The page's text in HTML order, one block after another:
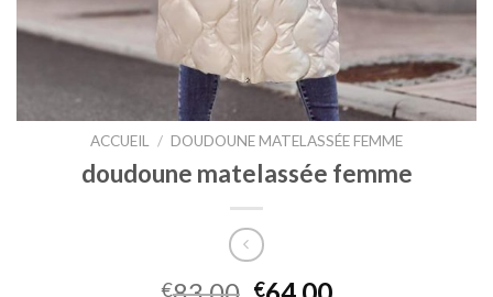
ACCUEIL / DOUDOUNE MATELASSÉE FEMME
doudoune matelassée femme
€ €